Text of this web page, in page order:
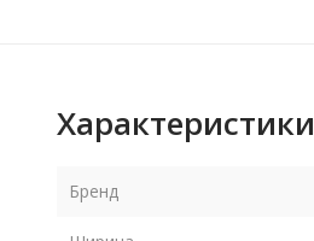
Характеристики
Бренд